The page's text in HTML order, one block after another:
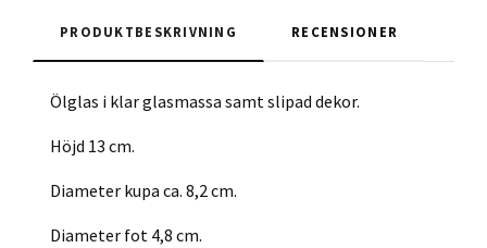
PRODUKTBESKRIVNING RECENSIONER
Ölglas i klar glasmassa samt slipad dekor.
Höjd 13 cm.
Diameter kupa ca. 8,2 cm.
Diameter fot 4,8 cm.